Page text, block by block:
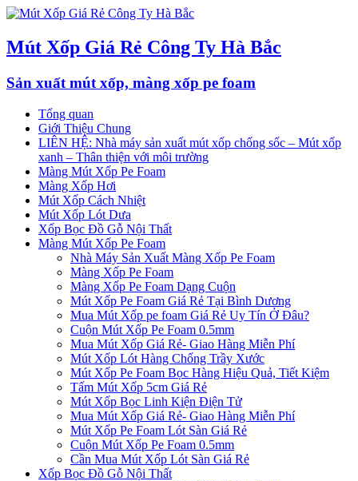
Mút Xốp Giá Rẻ Công Ty Hà Bắc
Sản xuất mút xốp, màng xốp pe foam
Tổng quan
Giới Thiệu Chung
LIÊN HỆ: Nhà máy sản xuất mút xốp chống sốc – Mút xốp
xanh – Thân thiện với môi trường
Màng Mút Xốp Pe Foam
Màng Xốp Hơi
Mút Xốp Cách Nhiệt
Mút Xốp Lót Dưa
Xốp Bọc Đồ Gỗ Nội Thất
Màng Mút Xốp Pe Foam
Nhà Máy Sản Xuất Màng Xốp Pe Foam
Màng Xốp Pe Foam
Màng Xốp Pe Foam Dạng Cuộn
Mút Xốp Pe Foam Giá Rẻ Tại Bình Dương
Mua Mút Xốp pe foam Giá Rẻ Uy Tín Ở Đâu?
Cuộn Mút Xốp Pe Foam 0.5mm
Mua Mút Xốp Giá Rẻ- Giao Hàng Miễn Phí
Mút Xốp Lót Hàng Chống Trầy Xước
Mút Xốp Pe Foam Bọc Hàng Hiệu Quả, Tiết Kiệm
Tấm Mút Xốp 5cm Giá Rẻ
Mút Xốp Bọc Linh Kiện Điện Tử
Mua Mút Xốp Giá Rẻ- Giao Hàng Miễn Phí
Mút Xốp Pe Foam Lót Sàn Giá Rẻ
Cuộn Mút Xốp Pe Foam 0.5mm
Cần Mua Mút Xốp Lót Sàn Giá Rẻ
Xốp Bọc Đồ Gỗ Nội Thất